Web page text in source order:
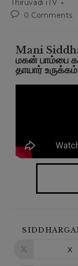
Thiruvadi iTV
0 Comments
Mani
மகன் பாம்பை
தாயார் உருக்கம்
X